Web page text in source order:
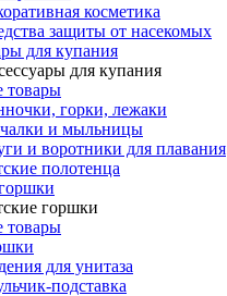
косметика
защиты от насекомых
для купания
для купания
товары
горки, лежаки
и мыльницы
и воротники для плавания
полотенца
горшки
товары
для унитаза
подставка